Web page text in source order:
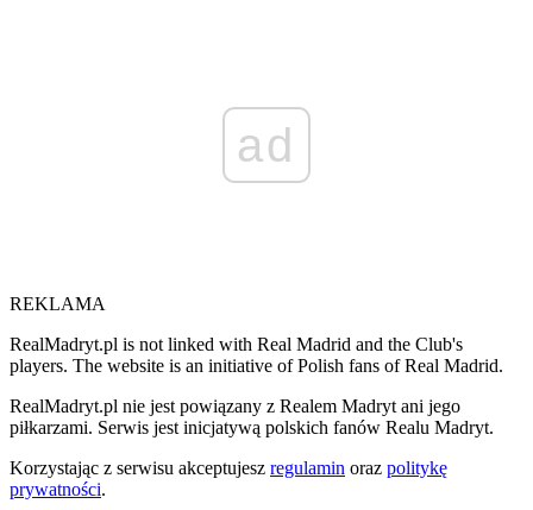
ad
REKLAMA
RealMadryt.pl is not linked with Real Madrid and the Club's
players. The website is an initiative of Polish fans of Real Madrid.
RealMadryt.pl nie jest powiązany z Realem Madryt ani jego
piłkarzami. Serwis jest inicjatywą polskich fanów Realu Madryt.
Korzystając z serwisu akceptujesz regulamin oraz politykę
prywatności.